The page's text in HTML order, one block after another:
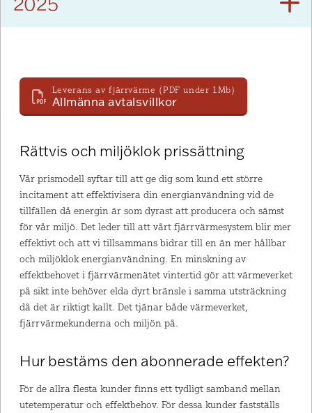
Leverans av fjärrvärme (PDF under 1Mb)
Allmänna avtalsvillkor
Rättvis och miljöklok prissättning
Vår prismodell syftar till att ge dig som kund ett större
incitament att effektivisera din energianvändning vid de
tillfällen då energin är som dyrast att producera och sämst
för vår miljö. Det leder till att vårt fjärrvärmesystem blir mer
effektivt och att vi tillsammans bidrar till en än mer hållbar
och miljöklok energianvändning. En minskning av
effektbehovet i fjärrvärmenätet vintertid gör att värmeverket
på sikt inte behöver elda dyrt bränsle i samma utsträckning
då det är riktigt kallt. Det tjänar både värmeverket,
fjärrvärmekunderna och miljön på.
Hur bestäms den abonnerade effekten?
För de allra flesta kunder finns ett tydligt samband mellan
utetemperatur och effektbehov. För dessa kunder fastställs